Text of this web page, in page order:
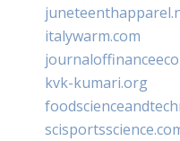
italywarm.com
kvk-kumari.org